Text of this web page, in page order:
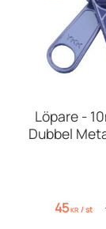
Löpare -
Dubbel
45KR /st